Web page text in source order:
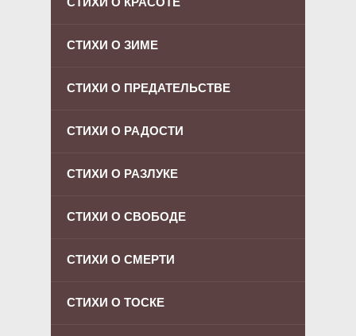
СТИХИ О ЗИМЕ
СТИХИ О ПРЕДАТЕЛЬСТВЕ
СТИХИ О РАДОСТИ
СТИХИ О РАЗЛУКЕ
СТИХИ О СВОБОДЕ
СТИХИ О СМЕРТИ
СТИХИ О ТОСКЕ